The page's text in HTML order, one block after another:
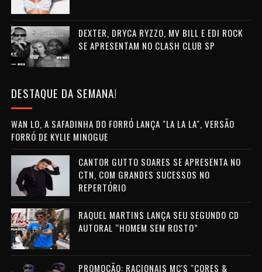
DEXTER, DRYCA RYZZO, MV BILL E EDI ROCK
SE APRESENTAM NO CLASH CLUB SP
DESTAQUE DA SEMANA!
WAN LO, A SAFADINHA DO FORRÓ LANÇA "LA LA LA", VERSÃO
FORRÓ DE KYLIE MINOGUE
CANTOR GUTTO SOARES SE APRESENTA NO
CTN, COM GRANDES SUCESSOS NO
REPERTÓRIO
RAQUEL MARTINS LANÇA SEU SEGUNDO CD
AUTORAL “HOMEM SEM ROSTO”
PROMOÇÃO: RACIONAIS MC'S "CORES &